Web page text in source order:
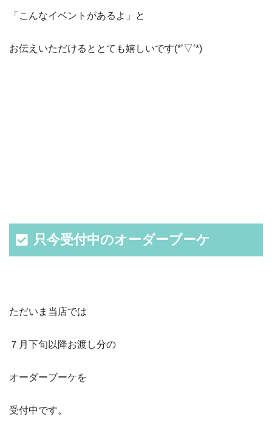
「こんなイベントがあるよ」と
お伝えいただけるととても嬉しいです(*’▽’*)
只今受付中のオーダーブーケ
ただいま当店では
７月下旬以降お渡し分の
オーダーブーケを
受付中です。